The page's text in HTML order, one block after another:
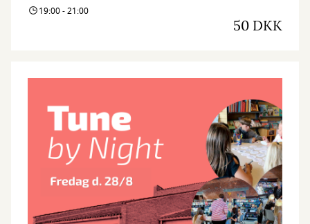
19:00 - 21:00
50 DKK